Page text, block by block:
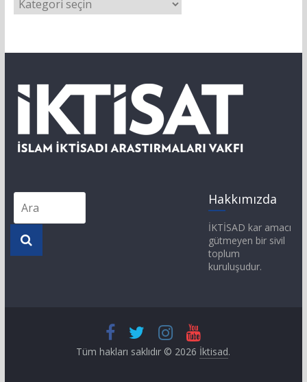
Hakkımızda
İKTİSAD kar amacı
gütmeyen bir sivil
toplum
kuruluşudur.
Tüm hakları saklıdır © 2026 İktisad.